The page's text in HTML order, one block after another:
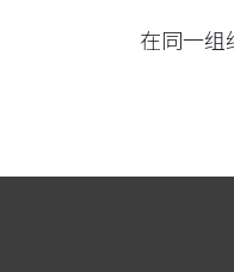
在同一组